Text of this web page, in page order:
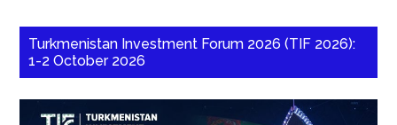
Turkmenistan Investment Forum 2026 (TIF 2026):
1-2 October 2026